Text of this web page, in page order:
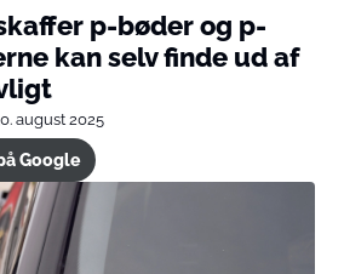
p-bøder og p-
kan selv finde ud af
august 2025
Google